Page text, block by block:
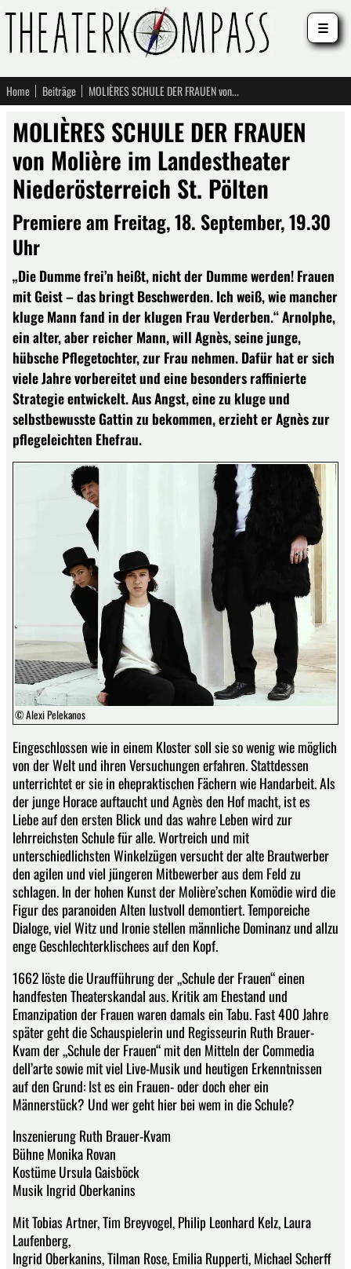
Home Beiträge MOLIÈRES SCHULE DER FRAUEN von Molière im Landestheater Niederösterreich St. Pölten
MOLIÈRES SCHULE DER FRAUEN
von Molière im Landestheater
Niederösterreich St. Pölten
Premiere am Freitag, 18. September, 19.30
Uhr
„Die Dumme frei’n heißt, nicht der Dumme werden! Frauen
mit Geist – das bringt Beschwerden. Ich weiß, wie mancher
kluge Mann fand in der klugen Frau Verderben.“ Arnolphe,
ein alter, aber reicher Mann, will Agnès, seine junge,
hübsche Pflegetochter, zur Frau nehmen. Dafür hat er sich
viele Jahre vorbereitet und eine besonders raffinierte
Strategie entwickelt. Aus Angst, eine zu kluge und
selbstbewusste Gattin zu bekommen, erzieht er Agnès zur
pflegeleichten Ehefrau.
© Alexi Pelekanos
Eingeschlossen wie in einem Kloster soll sie so wenig wie möglich
von der Welt und ihren Versuchungen erfahren. Stattdessen
unterrichtet er sie in ehepraktischen Fächern wie Handarbeit. Als
der junge Horace auftaucht und Agnès den Hof macht, ist es
Liebe auf den ersten Blick und das wahre Leben wird zur
lehrreichsten Schule für alle. Wortreich und mit
unterschiedlichsten Winkelzügen versucht der alte Brautwerber
den agilen und viel jüngeren Mitbewerber aus dem Feld zu
schlagen. In der hohen Kunst der Molière’schen Komödie wird die
Figur des paranoiden Alten lustvoll demontiert. Temporeiche
Dialoge, viel Witz und Ironie stellen männliche Dominanz und allzu
enge Geschlechterklischees auf den Kopf.
1662 löste die Uraufführung der „Schule der Frauen“ einen
handfesten Theaterskandal aus. Kritik am Ehestand und
Emanzipation der Frauen waren damals ein Tabu. Fast 400 Jahre
später geht die Schauspielerin und Regisseurin Ruth Brauer-
Kvam der „Schule der Frauen“ mit den Mitteln der Commedia
dell’arte sowie mit viel Live-Musik und heutigen Erkenntnissen
auf den Grund: Ist es ein Frauen- oder doch eher ein
Männerstück? Und wer geht hier bei wem in die Schule?
Inszenierung Ruth Brauer-Kvam
Bühne Monika Rovan
Kostüme Ursula Gaisböck
Musik Ingrid Oberkanins
Mit Tobias Artner, Tim Breyvogel, Philip Leonhard Kelz, Laura
Laufenberg,
Ingrid Oberkanins, Tilman Rose, Emilia Rupperti, Michael Scherff
☰